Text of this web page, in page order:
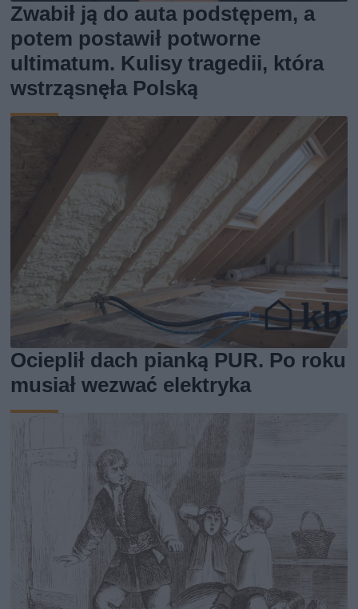
Zwabił ją do auta podstępem, a
potem postawił potworne
ultimatum. Kulisy tragedii, która
wstrząsnęła Polską
Ocieplił dach pianką PUR. Po roku
musiał wezwać elektryka